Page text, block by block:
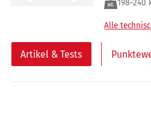
198–240
Alle
Artikel & Tests